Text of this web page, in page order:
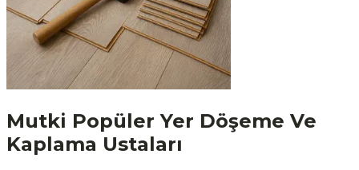
Mutki PopülerYer Döşeme Ve
Kaplama Ustaları